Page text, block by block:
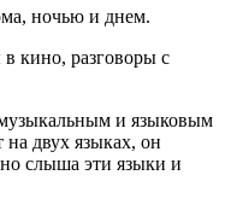
ночью и днем.
кино, разговоры с
и языковым
на двух языках, он
слыша эти языки и